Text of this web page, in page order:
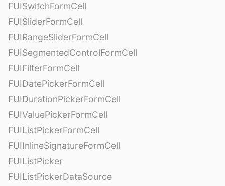
FUISwitchFormCell
FUISliderFormCell
FUIRangeSliderFormCell
FUISegmentedControlFormCell
FUIFilterFormCell
FUIDatePickerFormCell
FUIDurationPickerFormCell
FUIValuePickerFormCell
FUIListPickerFormCell
FUIInlineSignatureFormCell
FUIListPicker
FUIListPickerDataSource